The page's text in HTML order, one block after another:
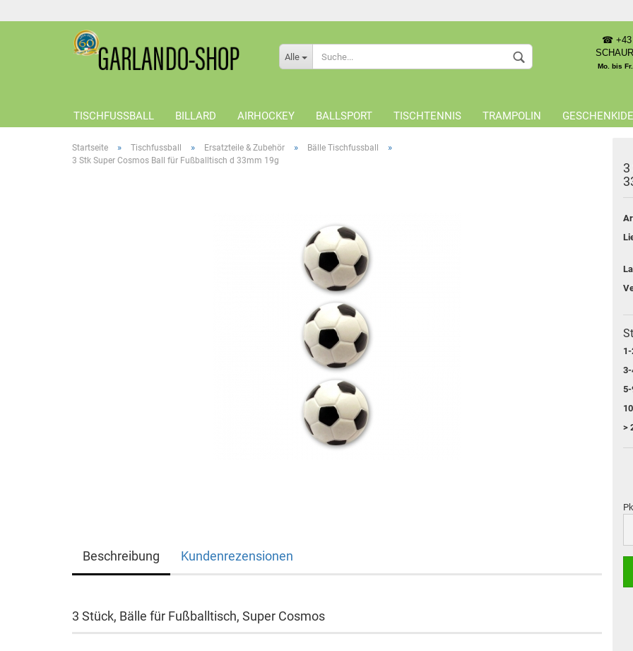
Sprache auswählen
Alle
☎ +43
Mo. bis
TISCHFUSSBALL BILLARD AIRHOCKEY BALLSPORT TISCHTENNIS TRAMPOLIN
Startseite » Tischfussball » Ersatzteile & Zubehör » Bälle Tischfussball »
3 Stk Super Cosmos Ball für Fußballtisch d 33mm 19g
3-
5-
>
Beschreibung Kundenrezensionen
3 Stück, Bälle für Fußballtisch, Super Cosmos